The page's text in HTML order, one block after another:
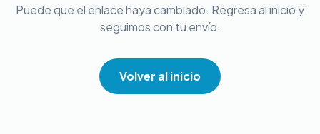
Puede que el enlace haya cambiado. Regresa al inicio y
seguimos con tu envío.
Volver al inicio